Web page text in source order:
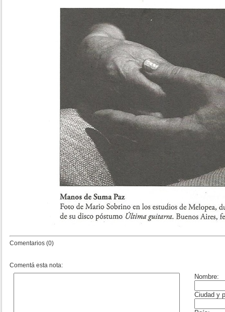
Comentarios (0)
Comentá esta nota: